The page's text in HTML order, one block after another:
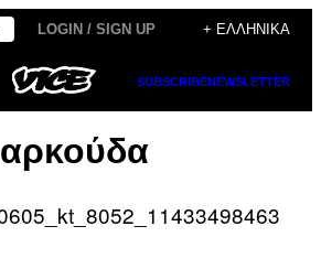
LOGIN / SIGN UP + ΕΛΛΗΝΙΚΆ
SUBSCRIBENEWSLETTER
αρκούδα